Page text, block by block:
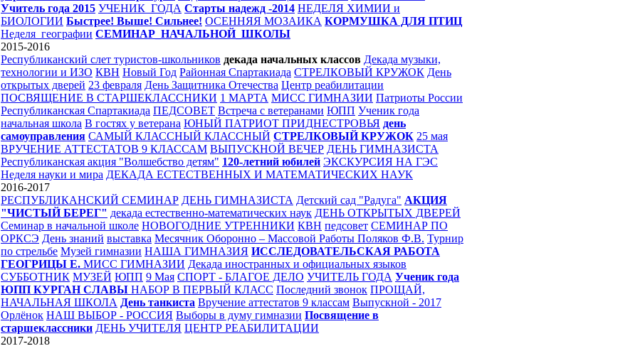
Учитель года 2015 УЧЕНИК_ГОДА Старты надежд -2014 НЕДЕЛЯ ХИМИИ и
БИОЛОГИИ Быстрее! Выше! Сильнее! ОСЕННЯЯ МОЗАИКА КОРМУШКА ДЛЯ ПТИЦ
Неделя_географии СЕМИНАР_НАЧАЛЬНОЙ_ШКОЛЫ
2015-2016
Республиканский слет туристов-школьников декада начальных классов Декада музыки,
технологии и ИЗО КВН Новый Год Районная Спартакиада СТРЕЛКОВЫЙ КРУЖОК День
открытых дверей 23 февраля День Защитника Отечества Центр реабилитации
ПОСВЯЩЕНИЕ В СТАРШЕКЛАССНИКИ 1 МАРТА МИСС ГИМНАЗИИ Патриоты России
Республиканская Спартакиада ПЕДСОВЕТ Встреча с ветеранами ЮПП Ученик года
начальная школа В гостях у ветерана ЮНЫЙ ПАТРИОТ ПРИДНЕСТРОВЬЯ день
самоуправления САМЫЙ КЛАССНЫЙ КЛАССНЫЙ СТРЕЛКОВЫЙ КРУЖОК 25 мая
ВРУЧЕНИЕ АТТЕСТАТОВ 9 КЛАССАМ ВЫПУСКНОЙ ВЕЧЕР ДЕНЬ ГИМНАЗИСТА
Республиканская акция "Волшебство детям" 120-летний юбилей ЭКСКУРСИЯ НА ГЭС
Неделя науки и мира ДЕКАДА ЕСТЕСТВЕННЫХ И МАТЕМАТИЧЕСКИХ НАУК
2016-2017
РЕСПУБЛИКАНСКИЙ СЕМИНАР ДЕНЬ ГИМНАЗИСТА Детский сад "Радуга" АКЦИЯ
"ЧИСТЫЙ БЕРЕГ" декада естественно-математических наук ДЕНЬ ОТКРЫТЫХ ДВЕРЕЙ
Семинар в начальной школе НОВОГОДНИЕ УТРЕННИКИ КВН педсовет СЕМИНАР ПО
ОРКСЭ День знаний выставка Месячник Оборонно – Массовой Работы Поляков Ф.В. Турнир
по стрельбе Музей гимназии НАША ГИМНАЗИЯ ИССЛЕДОВАТЕЛЬСКАЯ РАБОТА
ГЕОГРИЦЫ Е. МИСС ГИМНАЗИИ Декада иностранных и официальных языков
СУББОТНИК МУЗЕЙ ЮПП 9 Мая СПОРТ - БЛАГОЕ ДЕЛО УЧИТЕЛЬ ГОДА Ученик года
ЮПП КУРГАН СЛАВЫ НАБОР В ПЕРВЫЙ КЛАСС Последний звонок ПРОЩАЙ,
НАЧАЛЬНАЯ ШКОЛА День танкиста Вручение аттестатов 9 классам Выпускной - 2017
Орлёнок НАШ ВЫБОР - РОССИЯ Выборы в думу гимназии Посвящение в
старшеклассники ДЕНЬ УЧИТЕЛЯ ЦЕНТР РЕАБИЛИТАЦИИ
2017-2018